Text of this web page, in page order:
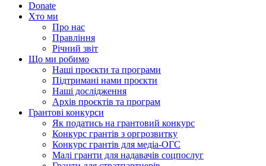
Donate
Хто ми
Про нас
Правління
Річний звіт
Що ми робимо
Наші проєкти та програми
Підтримані нами проєкти
Наші дослідження
Архів проєктів та програм
Грантові конкурси
Як податись на грантовий конкурс
Конкурс грантів з оргрозвитку
Конкурс грантів для медіа-ОГС
Малі гранти для надавачів соцпослуг